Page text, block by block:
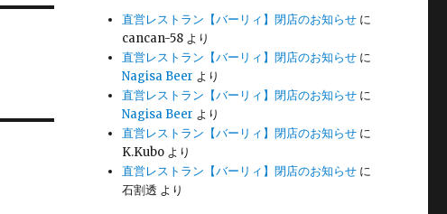
直営レストラン【バーリィ】閉店のお知らせ に
cancan-58 より
直営レストラン【バーリィ】閉店のお知らせ に
Nagisa Beer より
直営レストラン【バーリィ】閉店のお知らせ に
Nagisa Beer より
直営レストラン【バーリィ】閉店のお知らせ に
K.Kubo より
直営レストラン【バーリィ】閉店のお知らせ に
石割透 より